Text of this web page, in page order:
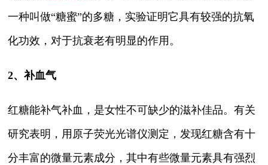
一种叫做“糖蜜”的多糖，实验证明它具有较强的抗氧
化功效，对于抗衰老有明显的作用。
2、补血气
红糖能补气补血，是女性不可缺少的滋补佳品。有关
研究表明，用原子荧光光谱仪测定，发现红糖含有十
分丰富的微量元素成分，其中有些微量元素具有强烈